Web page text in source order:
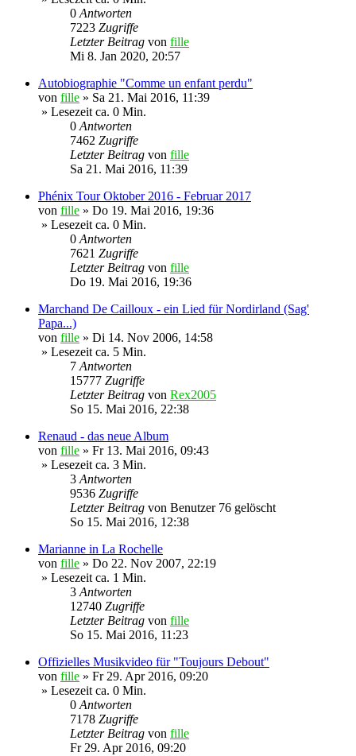
0Antworten
7223 Zugriffe
Letzter Beitrag von fille
Mi 8. Jan 2020, 20:57
Autobiographie "Comme un enfant perdu"
von fille » Sa 21. Mai 2016, 11:39
» Lesezeit ca. 0 Min.
0Antworten
7462 Zugriffe
Letzter Beitrag von fille
Sa 21. Mai 2016, 11:39
Phénix Tour Oktober 2016 - Februar 2017
von fille » Do 19. Mai 2016, 19:36
» Lesezeit ca. 0 Min.
0Antworten
7621 Zugriffe
Letzter Beitrag von fille
Do 19. Mai 2016, 19:36
Marchand De Cailloux - ein Lied für Nordirland (Sag'
Papa...)
von fille » Di 14. Nov 2006, 14:58
» Lesezeit ca. 5 Min.
7Antworten
15777 Zugriffe
Letzter Beitrag von Rex2005
So 15. Mai 2016, 22:38
Renaud - das neue Album
von fille » Fr 13. Mai 2016, 09:43
» Lesezeit ca. 3 Min.
3Antworten
9536 Zugriffe
Letzter Beitrag von Benutzer 76 gelöscht
So 15. Mai 2016, 12:38
Marianne in La Rochelle
von fille » Do 22. Nov 2007, 22:19
» Lesezeit ca. 1 Min.
3Antworten
12740 Zugriffe
Letzter Beitrag von fille
So 15. Mai 2016, 11:23
Offizielles Musikvideo für "Toujours Debout"
von fille » Fr 29. Apr 2016, 09:20
» Lesezeit ca. 0 Min.
0Antworten
7178 Zugriffe
Letzter Beitrag von fille
Fr 29. Apr 2016, 09:20